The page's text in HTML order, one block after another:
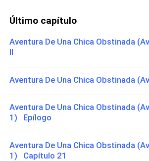
Último capítulo
Aventura De Una Chica Obstinada
II
Aventura De Una Chica Obstinada
Aventura De Una Chica Obstinada
1) Epílogo
Aventura De Una Chica Obstinada
1) Capítulo 21